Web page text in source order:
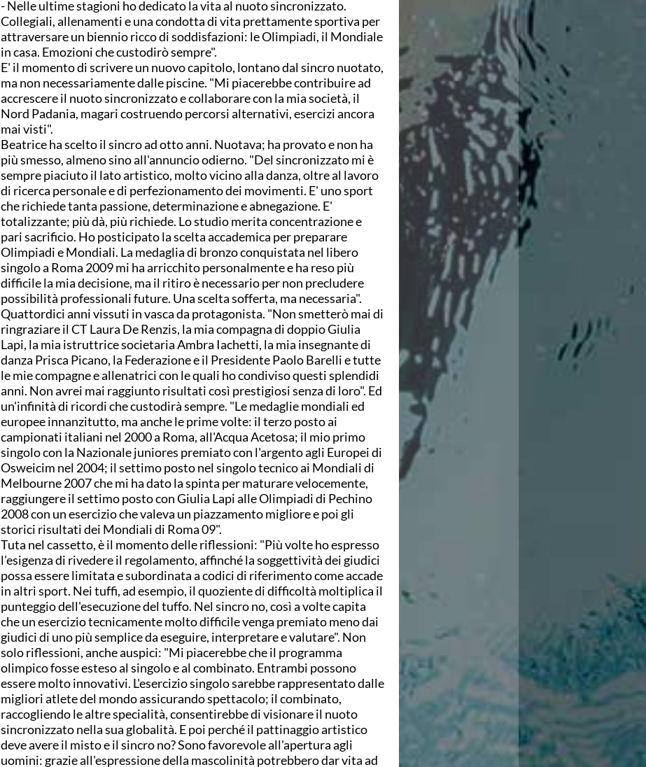
- Nelle ultime stagioni ho dedicato la vita al nuoto sincronizzato.
Collegiali, allenamenti e una condotta di vita prettamente sportiva per
attraversare un biennio ricco di soddisfazioni: le Olimpiadi, il Mondiale
in casa. Emozioni che custodirò sempre".
E' il momento di scrivere un nuovo capitolo, lontano dal sincro nuotato,
ma non necessariamente dalle piscine. "Mi piacerebbe contribuire ad
accrescere il nuoto sincronizzato e collaborare con la mia società, il
Nord Padania, magari costruendo percorsi alternativi, esercizi ancora
mai visti".
Beatrice ha scelto il sincro ad otto anni. Nuotava; ha provato e non ha
più smesso, almeno sino all'annuncio odierno. "Del sincronizzato mi è
sempre piaciuto il lato artistico, molto vicino alla danza, oltre al lavoro
di ricerca personale e di perfezionamento dei movimenti. E' uno sport
che richiede tanta passione, determinazione e abnegazione. E'
totalizzante; più dà, più richiede. Lo studio merita concentrazione e
pari sacrificio. Ho posticipato la scelta accademica per preparare
Olimpiadi e Mondiali. La medaglia di bronzo conquistata nel libero
singolo a Roma 2009 mi ha arricchito personalmente e ha reso più
difficile la mia decisione, ma il ritiro è necessario per non precludere
possibilità professionali future. Una scelta sofferta, ma necessaria".
Quattordici anni vissuti in vasca da protagonista. "Non smetterò mai di
ringraziare il CT Laura De Renzis, la mia compagna di doppio Giulia
Lapi, la mia istruttrice societaria Ambra Iachetti, la mia insegnante di
danza Prisca Picano, la Federazione e il Presidente Paolo Barelli e tutte
le mie compagne e allenatrici con le quali ho condiviso questi splendidi
anni. Non avrei mai raggiunto risultati così prestigiosi senza di loro". Ed
un'infinità di ricordi che custodirà sempre. "Le medaglie mondiali ed
europee innanzitutto, ma anche le prime volte: il terzo posto ai
campionati italiani nel 2000 a Roma, all'Acqua Acetosa; il mio primo
singolo con la Nazionale juniores premiato con l'argento agli Europei di
Osweicim nel 2004; il settimo posto nel singolo tecnico ai Mondiali di
Melbourne 2007 che mi ha dato la spinta per maturare velocemente,
raggiungere il settimo posto con Giulia Lapi alle Olimpiadi di Pechino
2008 con un esercizio che valeva un piazzamento migliore e poi gli
storici risultati dei Mondiali di Roma 09".
Tuta nel cassetto, è il momento delle riflessioni: "Più volte ho espresso
l'esigenza di rivedere il regolamento, affinché la soggettività dei giudici
possa essere limitata e subordinata a codici di riferimento come accade
in altri sport. Nei tuffi, ad esempio, il quoziente di difficoltà moltiplica il
punteggio dell'esecuzione del tuffo. Nel sincro no, così a volte capita
che un esercizio tecnicamente molto difficile venga premiato meno dai
giudici di uno più semplice da eseguire, interpretare e valutare". Non
solo riflessioni, anche auspici: "Mi piacerebbe che il programma
olimpico fosse esteso al singolo e al combinato. Entrambi possono
essere molto innovativi. L'esercizio singolo sarebbe rappresentato dalle
migliori atlete del mondo assicurando spettacolo; il combinato,
raccogliendo le altre specialità, consentirebbe di visionare il nuoto
sincronizzato nella sua globalità. E poi perché il pattinaggio artistico
deve avere il misto e il sincro no? Sono favorevole all'apertura agli
uomini: grazie all'espressione della mascolinità potrebbero dar vita ad